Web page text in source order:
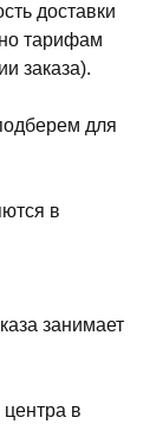
доставки
тарифам
заказа).
для
в
занимает
центра в